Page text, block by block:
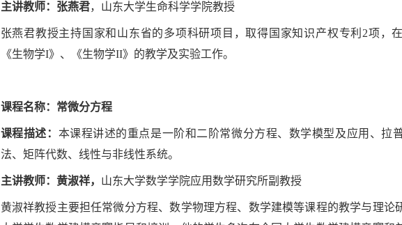
主讲教师： 张燕君， 山东大学生命科学学院教授
张燕君教授主持国家和山东省的多项科研项目，取得国家知识产权专利2项，
《生物学I》、《生物学II》的教学及实验工作。
课程名称：常微分方程
课程描述： 本课程讲述的重点是一阶和二阶常微分方程、数学模型及应用、拉
法、矩阵代数、线性与非线性系统。
主讲教师：黄淑祥， 山东大学数学学院应用数学研究所副教授
黄淑祥教授主要担任常微分方程、数学物理方程、数学建模等课程的教学与理论